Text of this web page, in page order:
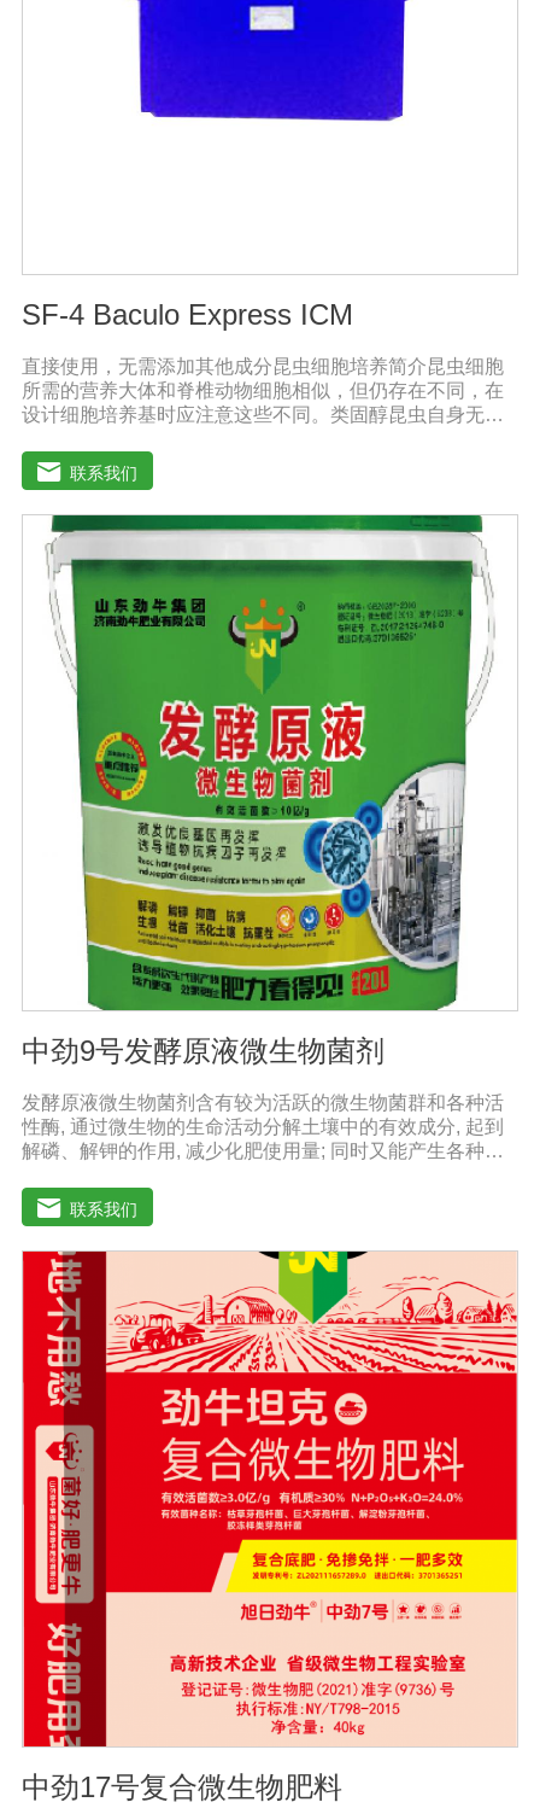
SF-4 Baculo Express ICM
直接使用，无需添加其他成分昆虫细胞培养简介昆虫细胞
所需的营养大体和脊椎动物细胞相似，但仍存在不同，在
设计细胞培养基时应注意这些不同。类固醇昆虫自身无法
前体。氨基酸昆虫血液中氨基酸含量很高，培养基中氨基
酸含量也应较高。有机酸昆虫血液中游离有机酸的含量通
常较高，例如：柠檬酸、琥珀酸、草酸和苹果酸等。每只
昆虫体内游离有机酸含量为0.1-30毫摩尔。pH值、缓冲物
和酸碱指示剂昆虫组织液偏酸性，其值为6.2-6.9，因此昆
虫细胞培养基的pH值应在6.2-6.5之间。而大多数哺乳动物
细胞培养基的pH值在7.1-7.6之间。SF4 Baculo Express能
够在不同的培养环境中保持pH值,例如：暴露在空气中，或
在密闭容器中。昆虫细胞培养基的缓冲物为磷酸钠，并不
需要二氧化碳来保持pH值。昆虫细胞培养基不需添加酸碱
指示剂。因此添加了蛋白质水解产物的昆虫细胞培养基呈
黄色。渗透压昆虫细胞的渗透压与脊椎动物的渗透压相差
甚大，几乎为脊椎动物的两倍。因而昆虫细胞培养基的渗
透压为340-390mOsmol/kg，脊椎动物细胞培养基为290-
330 mOsmol/kg。谷氨酰胺和葡萄糖哺乳动物细胞培养过
程中过量代谢谷氨酰胺和葡萄糖会导致产生过量的铵盐和
乳酸盐，这些代谢产物的积累通常是受抑制的。
联系我们
中劲9号发酵原液微生物菌剂
发酵原液微生物菌剂含有较为活跃的微生物菌群和各种活
性酶, 通过微生物的生命活动分解土壤中的有效成分, 起到
解磷、解钾的作用, 减少化肥使用量; 同时又能产生各种农
刺激调节植物生长; 并且能产生抗生素、系统防卫酶等多种
物质, 可以抑制细菌或真菌性病害或诱导系统抗性, 间接达
到促进植物生长的作用。【产品功能】1、改善土填养分疏
松土壤, 提高土壤通透性和保水保肥能力, 增加土壤有机质
防止板结, 有效解决因连工连作、重茬等原因造成的减产问
题。2、解磷解钾、提高化肥利用率有效菌能分解土壤中的
有机质, 减少氨肥的流失; 其中解钾解磷菌能将土壤中固化
的化学钾肥、化学磷肥分解转化为速效钾、速效磷。3、改
善作物品质使用菌剂后, 作物中的蛋白质、糖分、氮基酸、
维生素等有益成分含量有所提高, 起到改善作物品质的作
用。4、增强作物的抗逆性能、提高产量分泌赤霉素、细胞
分裂素、生长素等活性物质, 刺激、调节、促进作物的生长
发育, 增强农作物的抗逆性能, 有利于农作物的增产5、预
防、抑制细菌、真菌性病害如:小麦根腐病、镰刀菌、姜腐
病、黄萎病、灰葡萄孢、香蕉与棉花等枯萎病。
联系我们
中劲17号复合微生物肥料